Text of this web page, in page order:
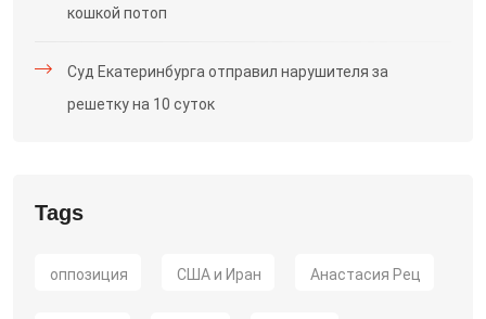
кошкой потоп
Суд Екатеринбурга отправил нарушителя за
решетку на 10 суток
Tags
оппозиция США и Иран Анастасия Рец